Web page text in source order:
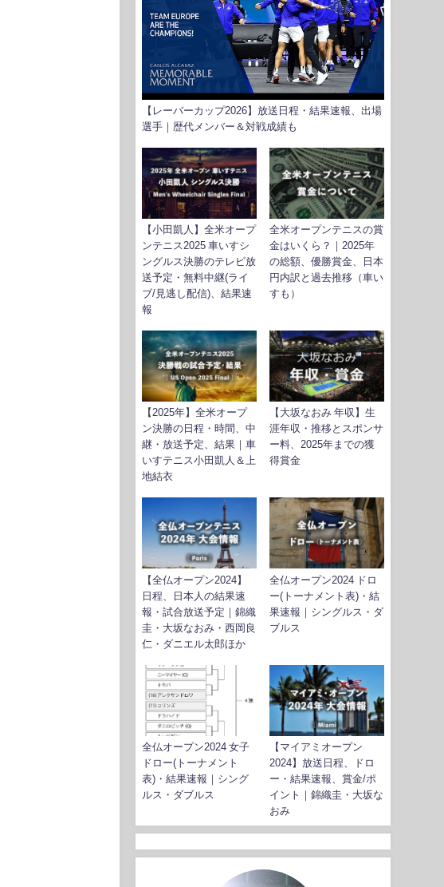
【レーバーカップ2026】放送日程・結果速報、出場
選手｜歴代メンバー＆対戦成績も
【小田凱人】全米オープ
ンテニス2025 車いすシ
ングルス決勝のテレビ放
送予定・無料中継(ライ
ブ/見逃し配信)、結果速
報
全米オープンテニスの賞
金はいくら？｜2025年
の総額、優勝賞金、日本
円内訳と過去推移（車い
すも）
【2025年】全米オープ
ン決勝の日程・時間、中
継・放送予定、結果｜車
いすテニス小田凱人＆上
地結衣
【大坂なおみ 年収】生
涯年収・推移とスポンサ
ー料、2025年までの獲
得賞金
【全仏オープン2024】
日程、日本人の結果速
報・試合放送予定｜錦織
圭・大坂なおみ・西岡良
仁・ダニエル太郎ほか
全仏オープン2024 ドロ
ー(トーナメント表)・結
果速報｜シングルス・ダ
ブルス
全仏オープン2024 女子
ドロー(トーナメント
表)・結果速報｜シング
ルス・ダブルス
【マイアミオープン
2024】放送日程、ドロ
ー・結果速報、賞金/ポ
イント｜錦織圭・大坂な
おみ